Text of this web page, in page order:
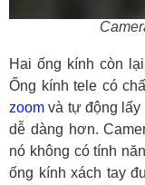
Hai ống kính còn
Ống kính tele có
zoom và tự động lấy
dễ dàng hơn.
nó không có tính
ống kính xách tay